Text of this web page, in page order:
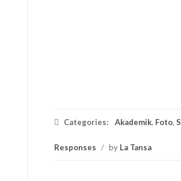
Categories: Akademik, Foto,
Responses / by La Tansa